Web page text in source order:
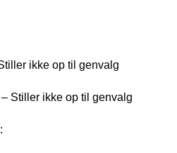
ikke op til genvalg
Stiller ikke op til genvalg